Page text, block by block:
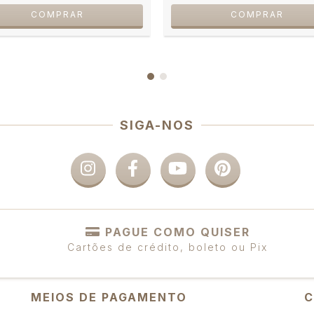
SIGA-NOS
PAGUE COMO QUISER
Cartões de crédito, boleto ou Pix
MEIOS DE PAGAMENTO